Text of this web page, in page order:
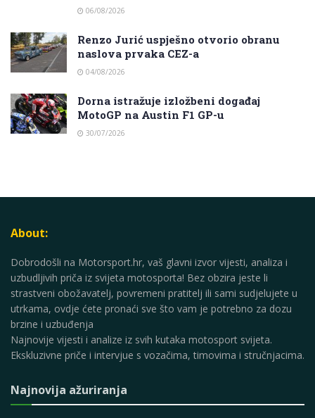
06/08/2026
Renzo Jurić uspješno otvorio obranu
naslova prvaka CEZ-a
04/08/2026
Dorna istražuje izložbeni događaj
MotoGP na Austin F1 GP-u
30/07/2026
About:
Dobrodošli na Motorsport.hr, vaš glavni izvor vijesti, analiza i
uzbudljivih priča iz svijeta motosporta! Bez obzira jeste li
strastveni obožavatelj, povremeni pratitelj ili sami sudjelujete u
utrkama, ovdje ćete pronaći sve što vam je potrebno za dozu
brzine i uzbuđenja
Najnovije vijesti i analize iz svih kutaka motosport svijeta.
Ekskluzivne priče i intervjue s vozačima, timovima i stručnjacima.
Najnovija ažuriranja